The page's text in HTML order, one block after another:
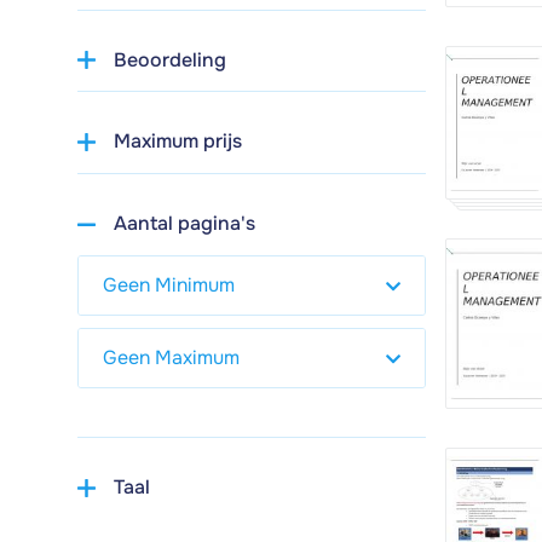
Beoordeling
Maximum prijs
Aantal pagina's
Taal